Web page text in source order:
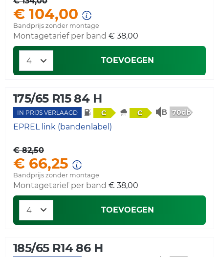
€ 104,00
Bandprijs zonder montage
Montagetarief per band € 38,00
TOEVOEGEN
175/65 R15 84 H
IN PRIJS VERLAAGD C C 70db
EPREL link (bandenlabel)
€ 82,50
€ 66,25
Bandprijs zonder montage
Montagetarief per band € 38,00
TOEVOEGEN
185/65 R14 86 H